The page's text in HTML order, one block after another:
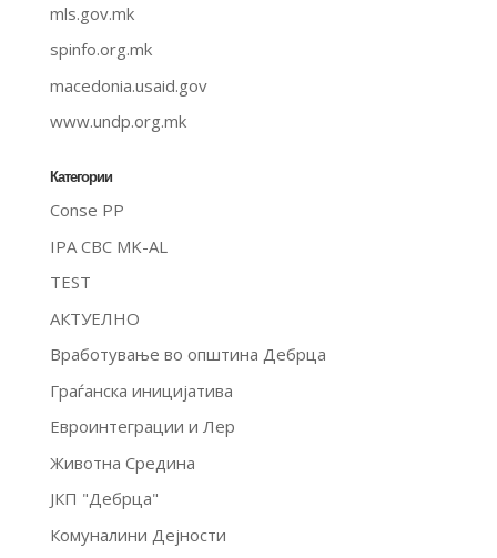
mls.gov.mk
spinfo.org.mk
macedonia.usaid.gov
www.undp.org.mk
Категории
Conse PP
IPA CBC MK-AL
TEST
АКТУЕЛНО
Вработување во општина Дебрца
Граѓанска иницијатива
Евроинтеграции и Лер
Животна Средина
ЈКП "Дебрца"
Комуналини Дејности